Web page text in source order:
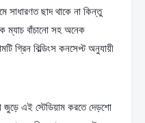
সাধারণত ছাদ থাকে না কিন্তু
ম্যাচ বাঁচানো সহ অনেক
গ্রিন বিল্ডিংস কনসেপ্ট অনুযায়ী
জুড়ে এই স্টেডিয়াম করতে দেড়শো